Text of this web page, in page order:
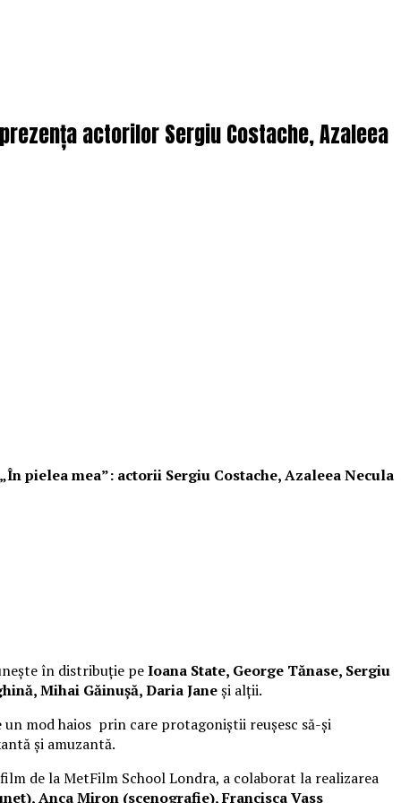
actorilor Sergiu Costache, Azaleea
pielea mea”: actorii Sergiu Costache, Azaleea Necula
în distribuție peIoana State, George Tănase, Sergiu
Mihai Găinușă, Daria Janeși alții.
un mod haios prin care protagoniștii reușesc să-și
și amuzantă.
de la MetFilm School Londra, a colaborat la realizarea
Anca Miron (scenografie), Francisca Vass